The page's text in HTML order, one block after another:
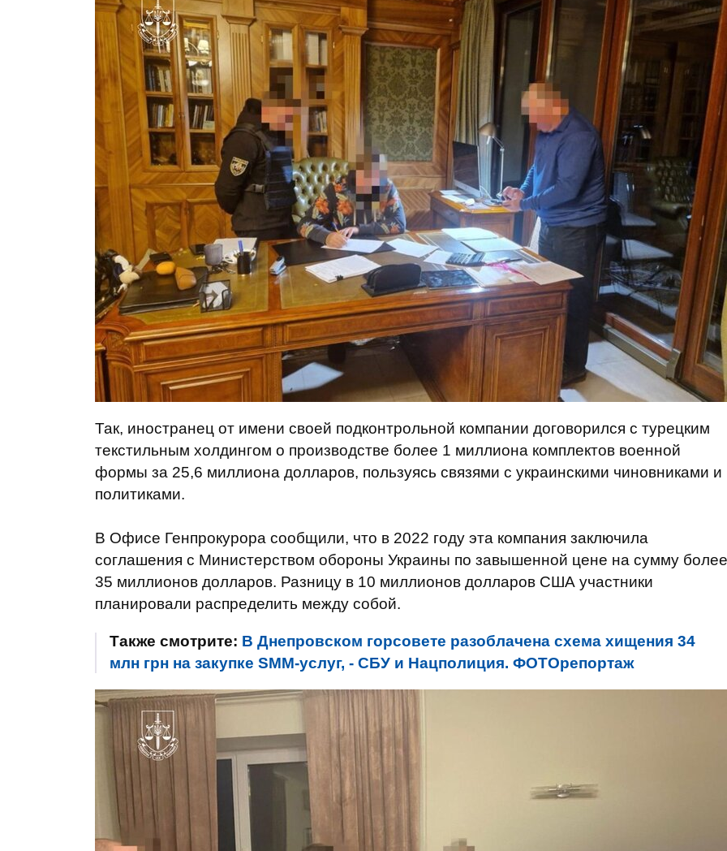
Так, иностранец от имени своей подконтрольной компании договорился с турецким
текстильным холдингом о производстве более 1 миллиона комплектов военной
формы за 25,6 миллиона долларов, пользуясь связями с украинскими чиновниками и
политиками.
В Офисе Генпрокурора сообщили, что в 2022 году эта компания заключила
соглашения с Министерством обороны Украины по завышенной цене на сумму более
35 миллионов долларов. Разницу в 10 миллионов долларов США участники
планировали распределить между собой.
Также смотрите: В Днепровском горсовете разоблачена схема хищения 34
млн грн на закупке SMM-услуг, - СБУ и Нацполиция. ФОТОрепортаж